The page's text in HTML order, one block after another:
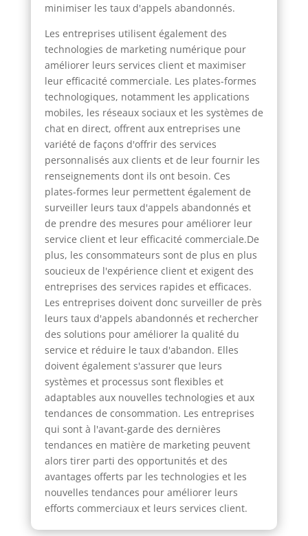
minimiser les taux d'appels abandonnés.
Les entreprises utilisent également des
technologies de marketing numérique pour
améliorer leurs services client et maximiser
leur efficacité commerciale. Les plates-formes
technologiques, notamment les applications
mobiles, les réseaux sociaux et les systèmes de
chat en direct, offrent aux entreprises une
variété de façons d'offrir des services
personnalisés aux clients et de leur fournir les
renseignements dont ils ont besoin. Ces
plates-formes leur permettent également de
surveiller leurs taux d'appels abandonnés et
de prendre des mesures pour améliorer leur
service client et leur efficacité commerciale.De
plus, les consommateurs sont de plus en plus
soucieux de l'expérience client et exigent des
entreprises des services rapides et efficaces.
Les entreprises doivent donc surveiller de près
leurs taux d'appels abandonnés et rechercher
des solutions pour améliorer la qualité du
service et réduire le taux d'abandon. Elles
doivent également s'assurer que leurs
systèmes et processus sont flexibles et
adaptables aux nouvelles technologies et aux
tendances de consommation. Les entreprises
qui sont à l'avant-garde des dernières
tendances en matière de marketing peuvent
alors tirer parti des opportunités et des
avantages offerts par les technologies et les
nouvelles tendances pour améliorer leurs
efforts commerciaux et leurs services client.